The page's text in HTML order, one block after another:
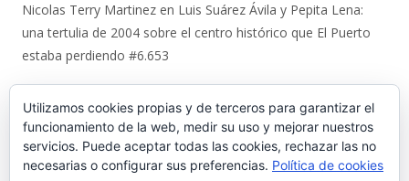
Nicolas Terry Martinez en Luis Suárez Ávila y Pepita Lena:
una tertulia de 2004 sobre el centro histórico que El Puerto
estaba perdiendo #6.653
Magdalena Rodríguez Lara enLuis Suárez Ávila y Pepita
Lena: una tertulia de 2004 sobre el centro histórico que El
Puerto estaba perdiendo #6.653
Utilizamos cookies propias y de terceros para garantizar el
funcionamiento de la web, medir su uso y mejorar nuestros
servicios. Puede aceptar todas las cookies, rechazar las no
necesarias o configurar sus preferencias. Política de cookies